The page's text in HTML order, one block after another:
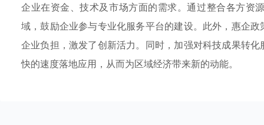
企业在资金、技术及市场方面的需求。通过整合各方资
域，鼓励企业参与专业化服务平台的建设。此外，惠企
企业负担，激发了创新活力。同时，加强对科技成果转
快的速度落地应用，从而为区域经济带来新的动能。